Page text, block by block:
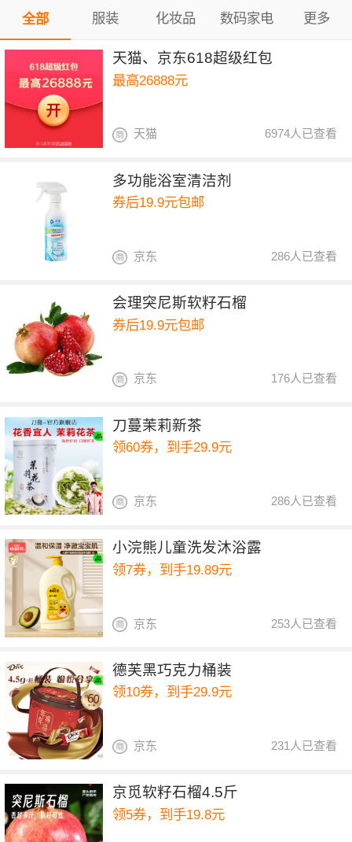
全部 服装 化妆品 数码家电 更多
天猫、京东618超级红包
最高26888元
6974人已查看
天猫
多功能浴室清洁剂
券后19.9元包邮
286人已查看
京东
会理突尼斯软籽石榴
券后19.9元包邮
176人已查看
京东
刀蔓茉莉新茶
领60券，到手29.9元
286人已查看
京东
小浣熊儿童洗发沐浴露
领7券，到手19.89元
253人已查看
京东
德芙黑巧克力桶装
领10券，到手29.9元
231人已查看
京东
京觅软籽石榴4.5斤
领5券，到手19.8元